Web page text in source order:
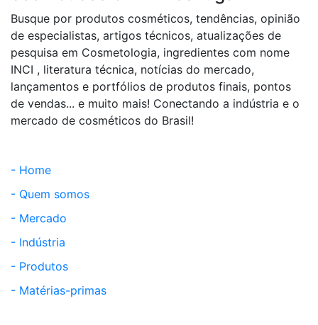
Busque por produtos cosméticos, tendências, opinião
de especialistas, artigos técnicos, atualizações de
pesquisa em Cosmetologia, ingredientes com nome
INCI , literatura técnica, notícias do mercado,
lançamentos e portfólios de produtos finais, pontos
de vendas... e muito mais! Conectando a indústria e o
mercado de cosméticos do Brasil!
- Home
- Quem somos
- Mercado
- Indústria
- Produtos
- Matérias-primas